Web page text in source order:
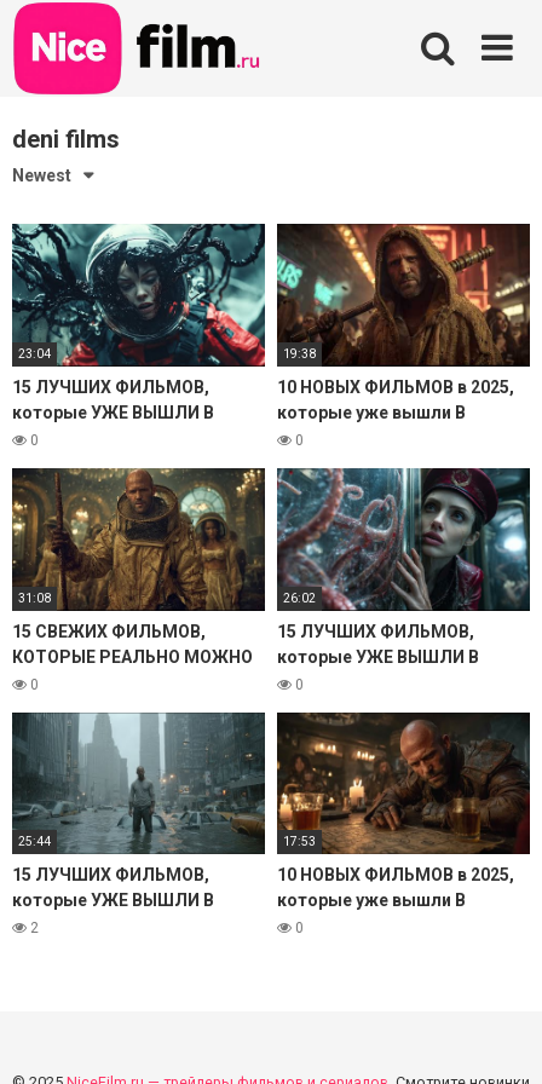
Skip
to
content
deni films
Newest
23:04
15 ЛУЧШИХ ФИЛЬМОВ,
которые УЖЕ ВЫШЛИ В
ХОРОШЕМ КАЧЕСТВЕ. 2025
0
19:38
10 НОВЫХ ФИЛЬМОВ в 2025,
которые уже вышли В
ХОРОШЕМ КАЧЕСТВЕ!
0
31:08
15 СВЕЖИХ ФИЛЬМОВ,
КОТОРЫЕ РЕАЛЬНО МОЖНО
ПОСМОТРЕТЬ! 2025
0
26:02
15 ЛУЧШИХ ФИЛЬМОВ,
которые УЖЕ ВЫШЛИ В
ХОРОШЕМ КАЧЕСТВЕ. 2025
0
25:44
15 ЛУЧШИХ ФИЛЬМОВ,
которые УЖЕ ВЫШЛИ В
ХОРОШЕМ КАЧЕСТВЕ. 2025
2
17:53
10 НОВЫХ ФИЛЬМОВ в 2025,
которые уже вышли В
ХОРОШЕМ КАЧЕСТВЕ!
0